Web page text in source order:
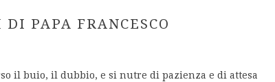
PAPA FRANCESCO
il buio, il dubbio, e si nutre di pazienza e di attesa